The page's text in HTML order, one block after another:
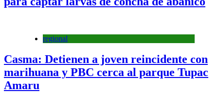
regional
Casma: Detienen a joven reincidente con
marihuana y PBC cerca al parque Tupac
Amaru